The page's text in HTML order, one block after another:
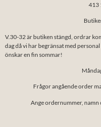
413
V.30-32 är butiken stängd, ordrar
dag då vi har begränsat med
önskar en fin sommar!
Frågor angående order
Ange ordernummer, namn